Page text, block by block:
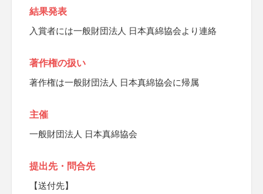
結果発表
入賞者には一般財団法人 日本真綿協会より連絡
著作権の扱い
著作権は一般財団法人 日本真綿協会に帰属
主催
一般財団法人 日本真綿協会
提出先・問合先
【送付先】